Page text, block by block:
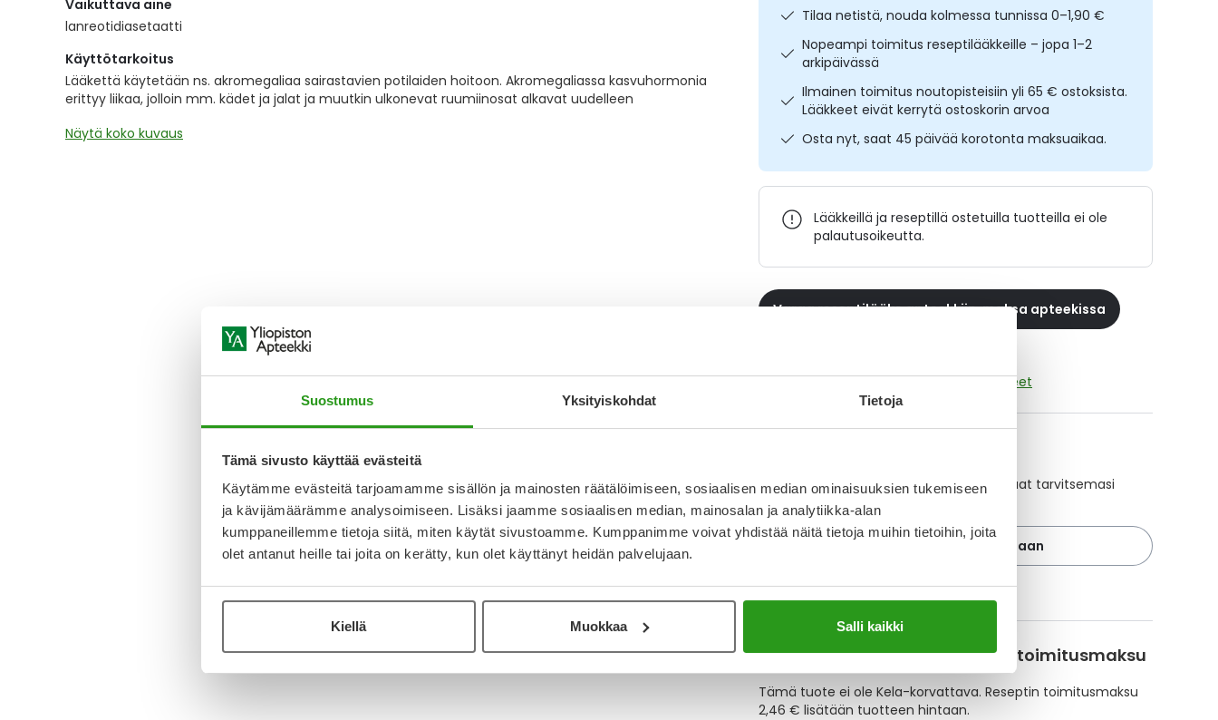
Suostumus Yksityiskohdat Tietoja
Tämä sivusto käyttää evästeitä
Käytämme evästeitä tarjoamamme sisällön ja mainosten räätälöimiseen, sosiaalisen median ominaisuuksien tukemiseen
ja kävijämäärämme analysoimiseen. Lisäksi jaamme sosiaalisen median, mainosalan ja analytiikka-alan
kumppaneillemme tietoja siitä, miten käytät sivustoamme. Kumppanimme voivat yhdistää näitä tietoja muihin tietoihin, joita
olet antanut heille tai joita on kerätty, kun olet käyttänyt heidän palvelujaan.
Kiellä Muokkaa Salli kaikki
the
images
Vaikuttava aine
lanreotidiasetaatti
Käyttötarkoitus
Lääkettä käytetään ns. akromegaliaa sairastavien potilaiden hoitoon. Akromegaliassa kasvuhormonia
erittyy liikaa, jolloin mm. kädet ja jalat ja muutkin ulkonevat ruumiinosat alkavat uudelleen
Näytä koko kuvaus
Tilaa netistä, nouda kolmessa tunnissa 0–1,90 €
Nopeampi toimitus reseptilääkkeille – jopa 1–2
arkipäivässä
Ilmainen toimitus noutopisteisiin yli 65 € ostoksista.
Lääkkeet eivät kerrytä ostoskorin arvoa
Osta nyt, saat 45 päivää korotonta maksuaikaa.
Lääkkeillä ja reseptillä ostetuilla tuotteilla ei ole
palautusoikeutta.
Varaa reseptilääke apteekkiin, maksa apteekissa
Katso kaikki SOMATULINE AUTOGEL-tuotteet
Muistuttajan avulla pidät huolen, että tilaat tarvitsemasi
tuotteet ajoissa, eivätkä ne lopu kesken.
Lisää tuote muistuttajaan
Lue lisää muistuttajasta
Kela-korvattavuus ja reseptin toimitusmaksu
Tämä tuote ei ole Kela-korvattava. Reseptin toimitusmaksu
2,46 € lisätään tuotteen hintaan.